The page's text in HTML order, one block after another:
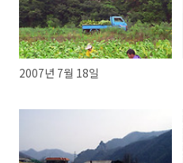
2007년 7월 18일